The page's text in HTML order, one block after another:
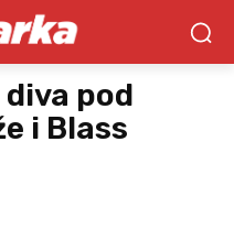
pod
i Blass